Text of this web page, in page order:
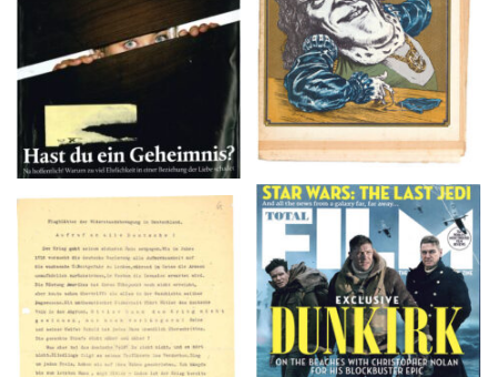
TOTAL FILM #260 –
SUMMER 2017
Flugblätter der Weissen
Rose – V, Januar 1943